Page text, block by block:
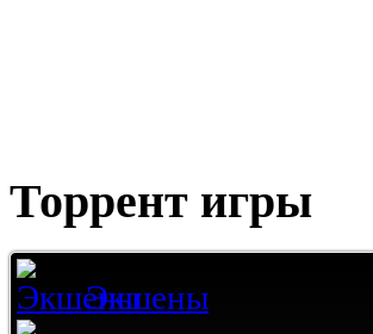
Торрент игры
Экшены